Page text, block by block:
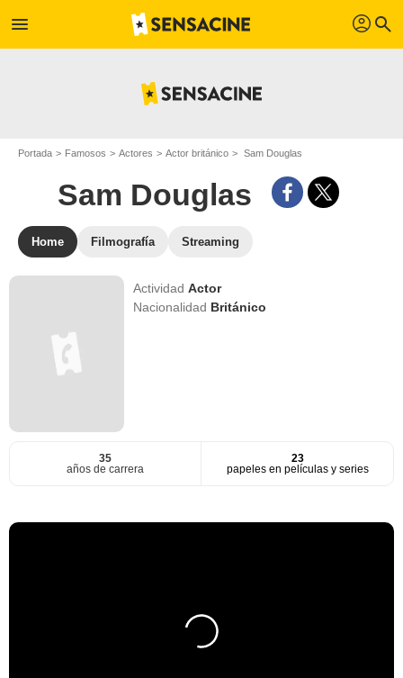
menu profil search
Portada Famosos Actores Actor británico Sam Douglas
Sam Douglas
Home Filmografía Streaming
ActividadActor
Nacionalidad Británico
35
años de carrera
23
papeles en películas y series